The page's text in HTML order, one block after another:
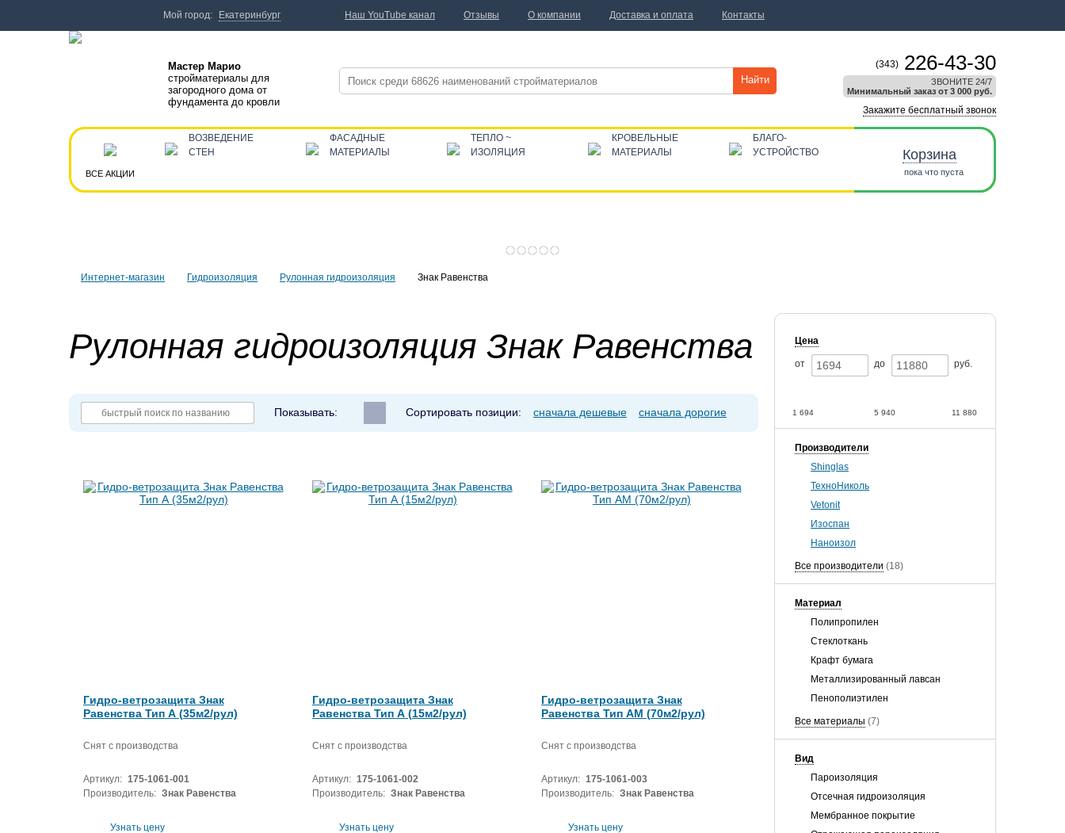
Интернет-магазин Гидроизоляция Рулонная гидроизоляция Знак Равенства
Цена
от до руб.
1 694 11 880
5 940
Производители
Shinglas
ТехноНиколь
Vetonit
Изоспан
Наноизол
Все производители (18)
Материал
Полипропилен
Стеклоткань
Крафт бумага
Металлизированный лавсан
Пенополиэтилен
Все материалы (7)
Вид
Пароизоляция
Отсечная гидроизоляция
Мембранное покрытие
Рулонная гидроизоляция Знак Равенства
Показывать: Сортировать позиции: сначала дешевые сначала дорогие
Гидро-ветрозащита Знак
Равенства Тип А (35м2/рул)
Снят с производства
Артикул: 175-1061-001
Производитель: Знак Равенства
Узнать цену
Гидро-ветрозащита Знак
Равенства Тип А (15м2/рул)
Снят с производства
Артикул: 175-1061-002
Производитель: Знак Равенства
Узнать цену
Гидро-ветрозащита Знак
Равенства Тип АМ (70м2/рул)
Снят с производства
Артикул: 175-1061-003
Производитель: Знак Равенства
Узнать цену
Мастер Марио
стройматериалы для
загородного дома от
фундамента до кровли
Найти
(343) 226-43-30
ЗВОНИТЕ 24/7
Минимальный заказ от 3 000 руб.
Закажите бесплатный звонок
ВСЕ АКЦИИ
ВОЗВЕДЕНИЕ
СТЕН
ФАСАДНЫЕ
МАТЕРИАЛЫ
ТЕПЛО ~
ИЗОЛЯЦИЯ
КРОВЕЛЬНЫЕ
МАТЕРИАЛЫ
БЛАГО-
УСТРОЙСТВО
Корзина
пока что пуста
Мой город: Екатеринбург Наш YouTube канал Отзывы О компании Доставка и оплата Контакты